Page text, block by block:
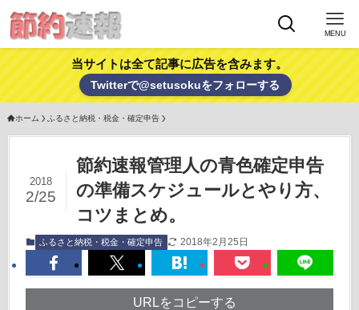
MENU
当サイトは全て記事に広告を含みます。
Twitterで@setusokuをフォローする
ホーム ふるさと納税・税金・確定申告
節約速報管理人の青色確定申告
の準備スケジュールとやり方、
コツまとめ。
2018
2/25
ふるさと納税・税金・確定申告 2018年2月25日
URLをコピーする